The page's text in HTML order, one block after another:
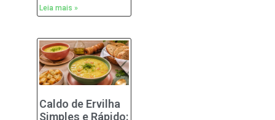
Leia mais »
Caldo de Ervilha
Simples e Rápido: